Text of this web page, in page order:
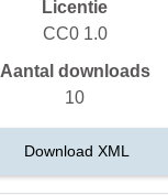
Licentie
CC0 1.0
Aantal downloads
10
Download XML